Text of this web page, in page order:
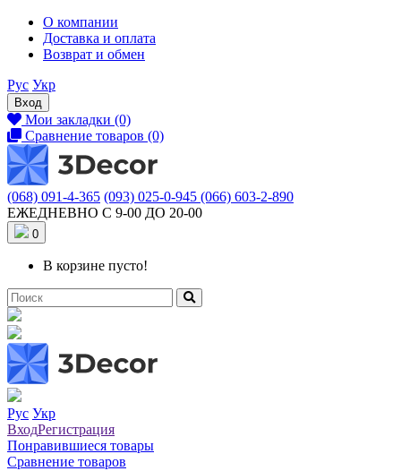
О компании
Доставка и оплата
Возврат и обмен
Рус Укр
Вход
Мои закладки (0)
Сравнение товаров (0)
(068) 091-4-365 (093) 025-0-945 (066) 603-2-890
ЕЖЕДНЕВНО С 9-00 ДО 20-00
0
В корзине пусто!
Рус Укр
ВходРегистрация
Понравившиеся товары
Сравнение товаров